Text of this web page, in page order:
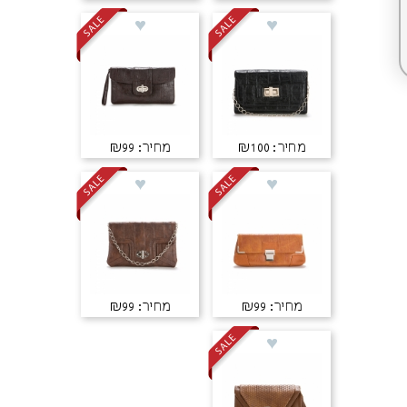
מחיר: ₪100 מחיר: ₪99
מחיר: ₪99 מחיר: ₪99